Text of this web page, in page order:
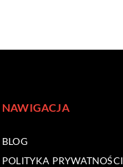
NAWIGACJA
BLOG
POLITYKA PRYWATNOŚCI